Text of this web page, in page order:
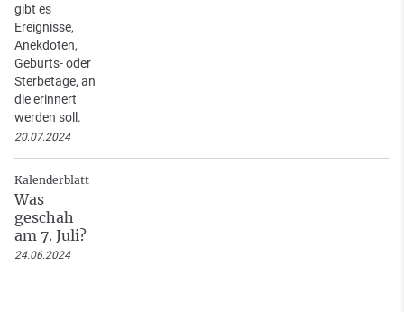
gibt es
Ereignisse,
Anekdoten,
Geburts- oder
Sterbetage, an
die erinnert
werden soll.
20.07.2024
Kalenderblatt
Was
geschah
am 7. Juli?
24.06.2024